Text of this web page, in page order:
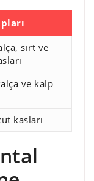
sırt ve
ve kalp
kasları